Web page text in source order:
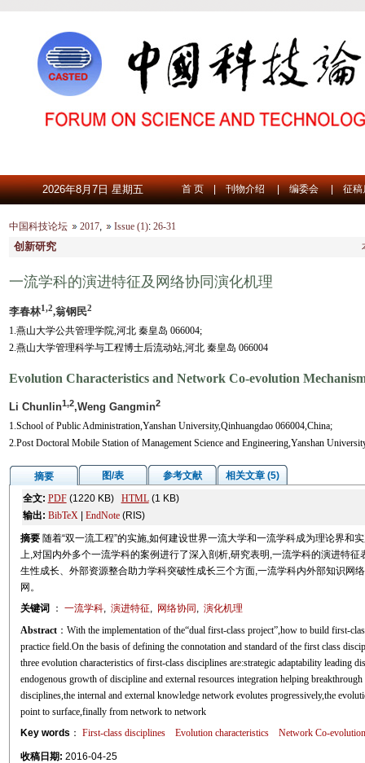
2026年8月7日 星期五 首 页 | 刊物介绍 | 编委会 | 征稿
中国科技论坛 2017, Issue (1):26-31
创新研究
一流学科的演进特征及网络协同演化机理
李春林1,2,翁钢民2
1.燕山大学公共管理学院,河北 秦皇岛 066004;
2.燕山大学管理科学与工程博士后流动站,河北 秦皇岛 066004
Evolution Characteristics and Network Co-evolution
Li Chunlin1,2,Weng Gangmin2
1.School of Public Administration,Yanshan University,Qinhuangdao 066004,China;
2.Post Doctoral Mobile Station of Management Science and Engineering,Yanshan
摘要 图/表 参考文献
相关文章 (5)
全文: PDF(1220 KB) HTML(1 KB)
输出: BibTeX| EndNote(RIS)
摘要 随着“双一流工程”的实施,如何建设世界一流大学和一流学科成为理论界和
上,对国内外多个一流学科的案例进行了深入剖析,研究表明,一流学科的演进特
生性成长、外部资源整合助力学科突破性成长三个方面,一流学科内外部知识网
网。
关键词
： 一流学科, 演进特征, 网络协同 , 演化机理
Abstract：With the implementation of the“dual first-class project”,how to build first-
practice field.On the basis of defining the connotation and standard of the first class
three evolution characteristics of first-class disciplines are:strategic adaptability leading
endogenous growth of discipline and external resources integration helping
disciplines,the internal and external knowledge network evolutes progressively,the
point to surface,finally from network to network
Key words ： First-class disciplines Evolution characteristics Network Co-evolution
收稿日期: 2016-04-25